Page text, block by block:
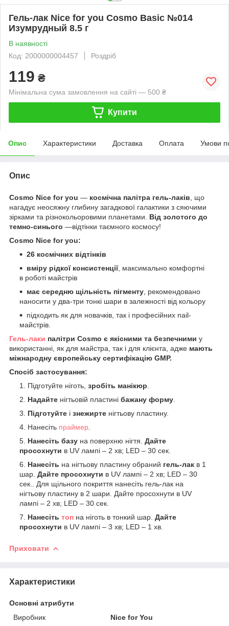
Гель-лак Nice for you Cosmo Basic №014
Изумрудный 8.5 г
В наявності
Код: 2000000004457
Роздріб
119 ₴
Мінімальна сума замовлення на сайті — 500 ₴
Купити
Опис Характеристики Доставка Оплата Умови
Опис
Cosmo Nice for you — космічна палітра гель-лаків , що
нагадує неосяжну глибину загадкової галактики з сяючими
зірками та різнокольоровими планетами. Від золотого до
темно-синього —відтінки таємного космосу!
Cosmo Nice for you:
26 космічних відтінків
вміру рідкої консистенції, максимально комфортні
в роботі майстрів
має середню щільність пігменту , рекомендовано
наносити у два-три тонкі шари в залежності від кольору
підходить як для новачків, так і професійних nail-
майстрів.
Гель-лаки палітри Cosmo є якісними та безпечними у
використанні, як для майстра, так і для клієнта, адже мають
міжнародну європейську сертифікацію GMP.
Спосіб застосування:
Підготуйте ніготь, зробіть манікюр
Надайте нігтьовій пластині бажану форму
Підготуйте і знежирте нігтьову пластину.
Нанесіть праймер
Нанесіть базу на поверхню нігтя. Дайте
просохнути в UV лампі – 2 хв; LED – 30 сек.
Нанесіть на нігтьову пластину обраний гель-лак в 1
шар. Дайте просохнути в UV лампі – 2 хв; LED – 30
сек.. Для щільного покриття нанесіть гель-лак на
нігтьову пластину в 2 шари. Дайте просохнути в UV
лампі – 2 хв; LED – 30 сек.
Нанесіть топ на ніготь в тонкий шар. Дайте
просохнути в UV лампі – 3 хв; LED – 1 хв.
Приховати
Характеристики
Основні атрибути
Виробник
Nice for You